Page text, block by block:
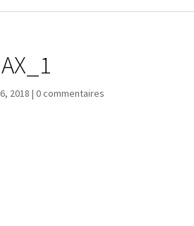
2018 | 0 commentaires